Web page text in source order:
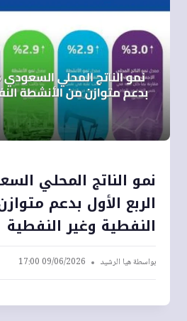
الربع الأول بدعم
النفطية وغير النفطية
بواسطةهيا الرشيد 09/06/2026 17:00